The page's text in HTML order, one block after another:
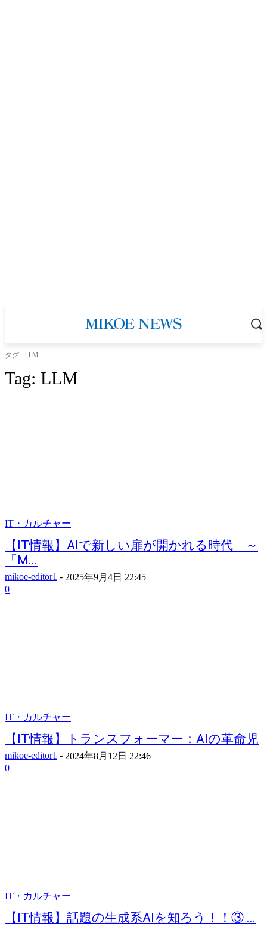
タグ LLM
Tag: LLM
IT・カルチャー
【IT情報】AIで新しい扉が開かれる時代 ～
「M...
mikoe-editor1 - 2025年9月4日 22:45
0
IT・カルチャー
【IT情報】トランスフォーマー：AIの革命児
mikoe-editor1 - 2024年8月12日 22:46
0
IT・カルチャー
【IT情報】話題の生成系AIを知ろう！！③ ...